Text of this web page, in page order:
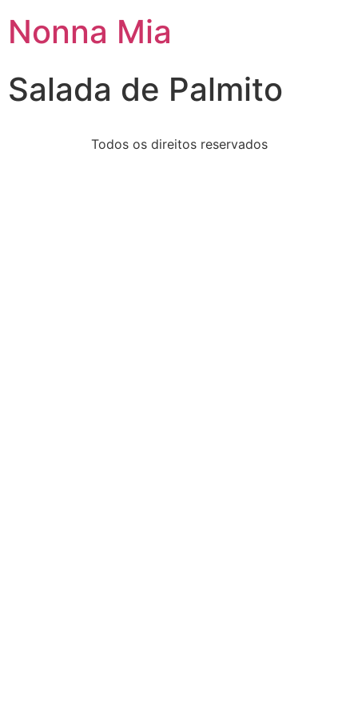
Nonna Mia
Salada de Palmito
Todos os direitos reservados